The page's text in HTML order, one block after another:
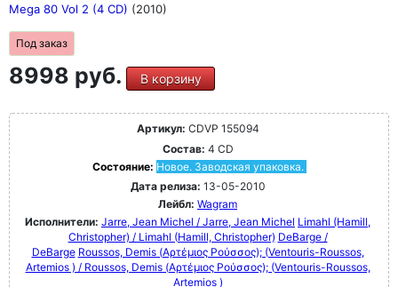
Mega 80 Vol 2 (4 CD) (2010)
Под заказ
8998 руб. В корзину
Артикул: CDVP 155094
Состав: 4 CD
Состояние: Новое. Заводская упаковка.
Дата релиза: 13-05-2010
Лейбл: Wagram
Исполнители: Jarre, Jean Michel / Jarre, Jean Michel Limahl (Hamill,
Christopher) / Limahl (Hamill, Christopher) DeBarge /
DeBarge Roussos, Demis (Αρτέμιος Ρούσσος); (Ventouris-Roussos,
Artemios ) / Roussos, Demis (Αρτέμιος Ρούσσος); (Ventouris-Roussos,
Artemios )